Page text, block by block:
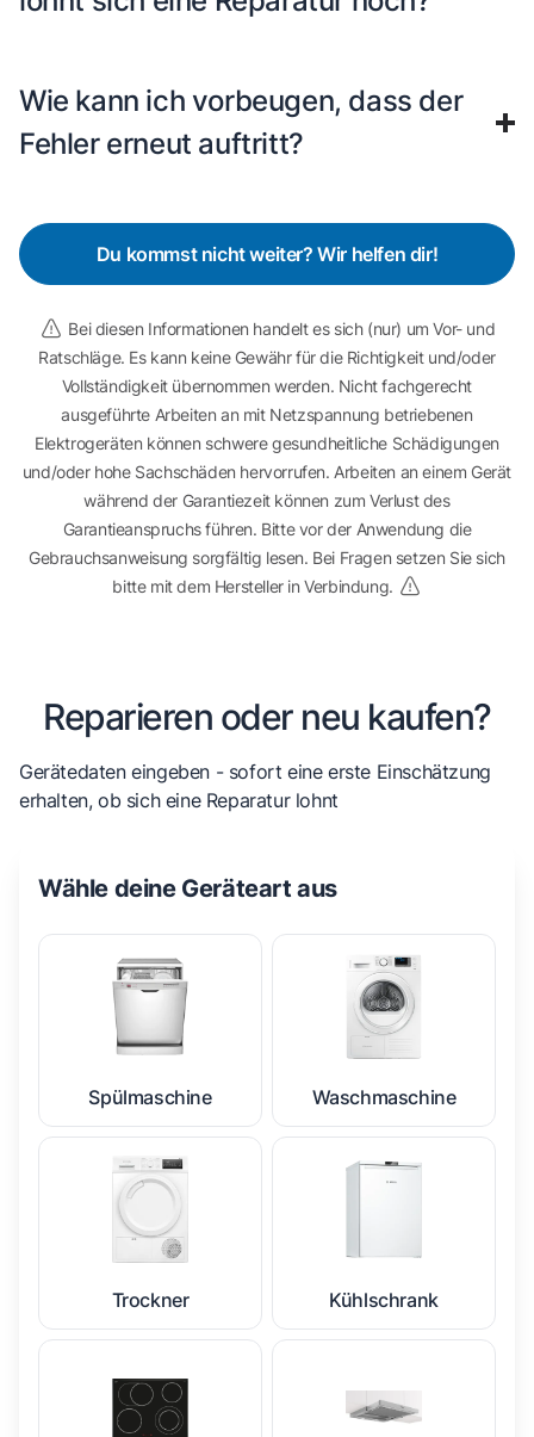
Wie kann ich vorbeugen, dass der
Fehler erneut auftritt?
Du kommst nicht weiter? Wir helfen dir!
Bei diesen Informationen handelt es sich (nur) um Vor- und
Ratschläge. Es kann keine Gewähr für die Richtigkeit und/oder
Vollständigkeit übernommen werden. Nicht fachgerecht
ausgeführte Arbeiten an mit Netzspannung betriebenen
Elektrogeräten können schwere gesundheitliche Schädigungen
und/oder hohe Sachschäden hervorrufen. Arbeiten an einem Gerät
während der Garantiezeit können zum Verlust des
Garantieanspruchs führen. Bitte vor der Anwendung die
Gebrauchsanweisung sorgfältig lesen. Bei Fragen setzen Sie sich
bitte mit dem Hersteller in Verbindung.
Reparieren oder neu kaufen?
Gerätedaten eingeben - sofort eine erste Einschätzung
erhalten, ob sich eine Reparatur lohnt
Wähle deine Geräteart aus
Spülmaschine Waschmaschine
Trockner Kühlschrank